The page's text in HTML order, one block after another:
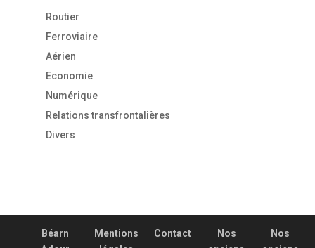
Routier
Ferroviaire
Aérien
Economie
Numérique
Relations transfrontalières
Divers
Béarn
Mentions
Contact
Nos
Nos